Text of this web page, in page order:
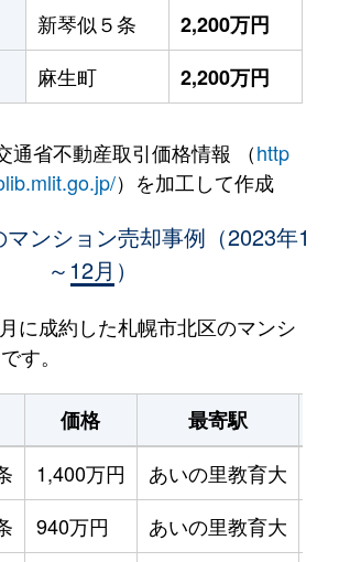
新琴似５条
2,200万円
麻生町 2,200万円
通省不動産取引価格情報 （http
）を加工して作成
ンション売却事例（2023年1
～12月）
に成約した札幌市北区のマンシ
す。
価格 最寄駅
1,400万円 あいの里教育大
940万円 あいの里教育大